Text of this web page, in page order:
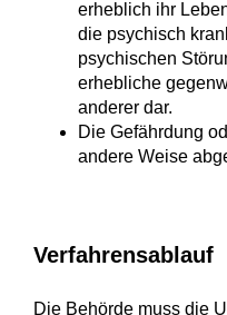
erheblich ihr
die psychisch
psychischen
erhebliche
anderer dar.
Die Gefährdung
andere Weise
Verfahrensablauf
Die Behörde muss die